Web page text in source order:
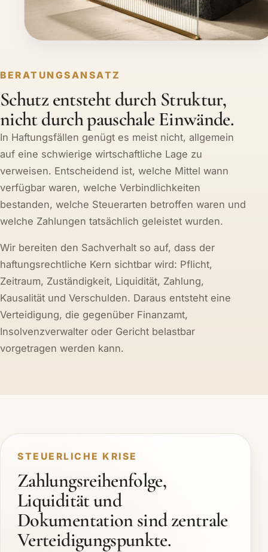
BERATUNGSANSATZ
Schutz entsteht durch Struktur,
nicht durch pauschale Einwände.
In Haftungsfällen genügt es meist nicht, allgemein
auf eine schwierige wirtschaftliche Lage zu
verweisen. Entscheidend ist, welche Mittel wann
verfügbar waren, welche Verbindlichkeiten
bestanden, welche Steuerarten betroffen waren und
welche Zahlungen tatsächlich geleistet wurden.
Wir bereiten den Sachverhalt so auf, dass der
haftungsrechtliche Kern sichtbar wird: Pflicht,
Zeitraum, Zuständigkeit, Liquidität, Zahlung,
Kausalität und Verschulden. Daraus entsteht eine
Verteidigung, die gegenüber Finanzamt,
Insolvenzverwalter oder Gericht belastbar
vorgetragen werden kann.
STEUERLICHE KRISE
Zahlungsreihenfolge,
Liquidität und
Dokumentation sind zentrale
Verteidigungspunkte.